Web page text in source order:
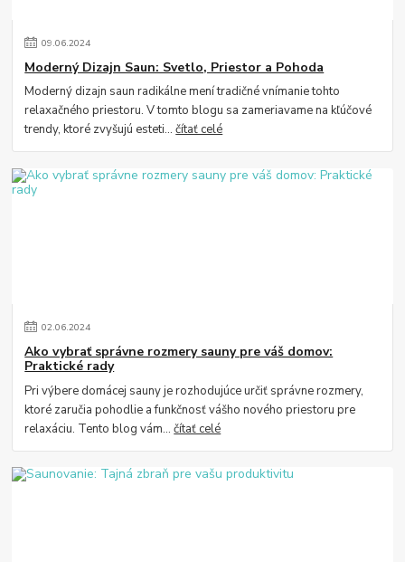
09.06.2024
Moderný Dizajn Saun: Svetlo, Priestor a Pohoda
Moderný dizajn saun radikálne mení tradičné vnímanie tohto
relaxačného priestoru. V tomto blogu sa zameriavame na kľúčové
trendy, ktoré zvyšujú esteti...čítať celé
02.06.2024
Ako vybrať správne rozmery sauny pre váš domov:
Praktické rady
Pri výbere domácej sauny je rozhodujúce určiť správne rozmery,
ktoré zaručia pohodlie a funkčnosť vášho nového priestoru pre
relaxáciu. Tento blog vám...čítať celé